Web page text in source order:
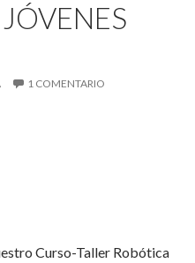
1 COMENTARIO
Curso-Taller Robótica